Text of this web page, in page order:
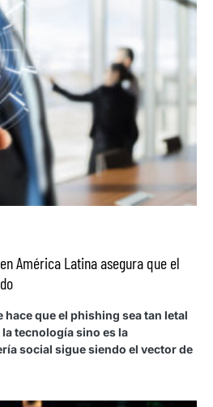
América Latina asegura que el
hace que el phishing sea tan letal
tecnología sino es la
social sigue siendo el vector de